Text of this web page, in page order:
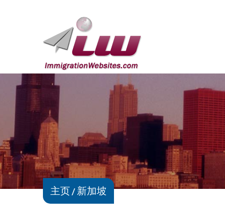
主页 新加坡